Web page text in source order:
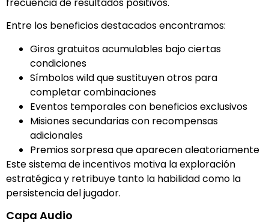
Entre los beneficios destacados encontramos:
Giros gratuitos acumulables bajo ciertas
condiciones
Símbolos wild que sustituyen otros para
completar combinaciones
Eventos temporales con beneficios exclusivos
Misiones secundarias con recompensas
adicionales
Premios sorpresa que aparecen aleatoriamente
Este sistema de incentivos motiva la exploración
estratégica y retribuye tanto la habilidad como la
persistencia del jugador.
Capa Audio